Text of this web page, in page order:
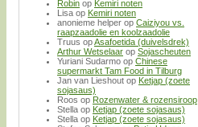
Robin op Kemiri noten
Lisa op Kemiri noten
anonieme helper op Caiziyou vs.
raapzaadolie en koolzaadolie
Truus opAsafoetida (duivelsdrek)
Arthur Wetselaar op Sojascheuten
Yuriani Sudarmo op Chinese
supermarkt Tam Food in Tilburg
Jan van Lieshout op Ketjap (zoete
sojasaus)
Roos op Rozenwater & rozensiroop
Stella op Ketjap (zoete sojasaus)
Stella op Ketjap (zoete sojasaus)